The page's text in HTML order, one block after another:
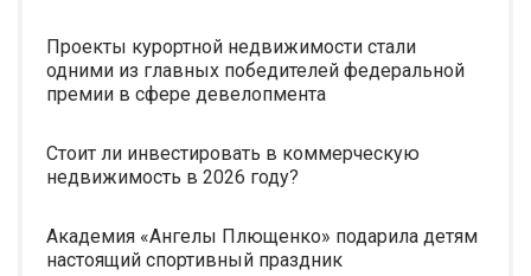
Проекты курортной недвижимости стали
одними из главных победителей федеральной
премии в сфере девелопмента
Стоит ли инвестировать в коммерческую
недвижимость в 2026 году?
Академия «Ангелы Плющенко» подарила детям
настоящий спортивный праздник